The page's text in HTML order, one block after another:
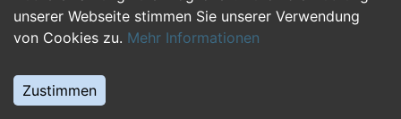
unserer Webseite stimmen Sie unserer Verwendung
von Cookies zu. Mehr Informationen
Zustimmen
Portal für Jobs ab 50!
Du bist über 50 und suchst nach einer neuen
beruflichen Herausforderung oder einem
Jobwechsel? Auf